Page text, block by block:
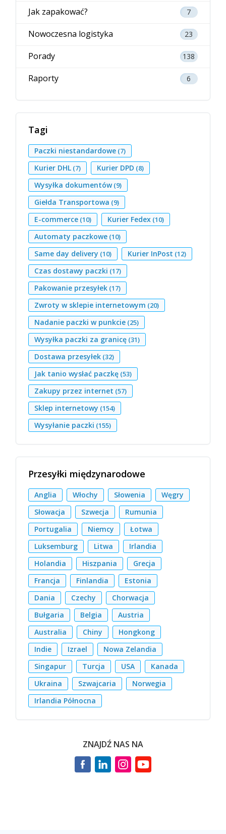
ZNAJDŹ NAS NA
Jak zapakować? 7
Nowoczesna logistyka 23
Porady 138
Raporty 6
Tagi
Paczki niestandardowe (7)
Kurier DHL (7) Kurier DPD (8)
Wysyłka dokumentów(9)
Giełda Transportowa (9)
E-commerce (10) Kurier Fedex (10)
Automaty paczkowe (10)
Same day delivery (10) Kurier InPost (12)
Czas dostawy paczki (17)
Pakowanie przesyłek (17)
Zwroty w sklepie internetowym (20)
Nadanie paczki w punkcie (25)
Wysyłka paczki za granicę (31)
Dostawa przesyłek (32)
Jak tanio wysłać paczkę (53)
Zakupy przez internet (57)
Sklep internetowy (154)
Wysyłanie paczki (155)
Przesyłki międzynarodowe
Anglia Włochy Słowenia
Węgry
Słowacja
Szwecja
Rumunia
Portugalia
Niemcy
Łotwa
Luksemburg
Litwa
Irlandia
Holandia
Hiszpania
Grecja
Francja
Finlandia
Estonia
Dania
Czechy
Chorwacja
Bułgaria
Belgia
Austria
Australia
Chiny
Hongkong
Indie
Izrael
Nowa Zelandia
Singapur
Turcja USA
Kanada
Ukraina
Szwajcaria
Norwegia
Irlandia Północna